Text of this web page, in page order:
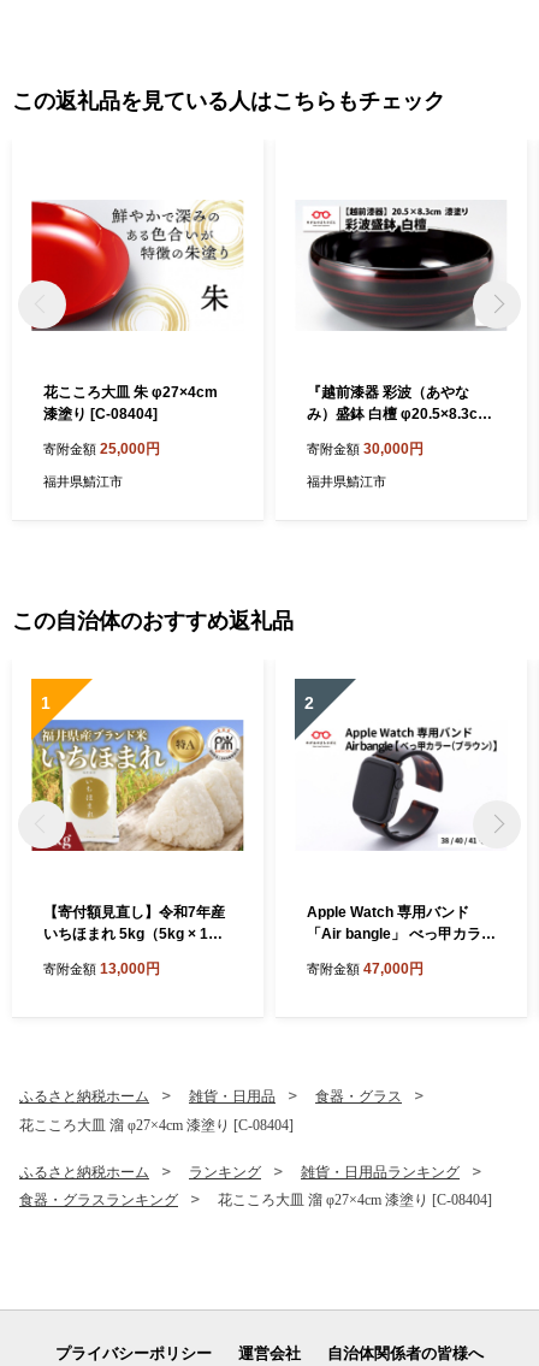
供及び鯖江市のふるさと納税に関する情報提供のために使用させ
したら、ふるさと納税担当(furusato-sabae@soe.or.jp)までご連絡く
ださい。
この返礼品を見ている人はこちらもチェック
花こころ大皿 朱 φ27×4cm
漆塗り [C-08404]
寄附金額 25,000円
福井県鯖江市
『越前漆器 彩波（あやな
み）盛鉢 白檀 φ20.5×8.3cm
寄附金額 30,000円
福井県鯖江市
この自治体のおすすめ返礼品
1
【寄付額見直し】令和7年産
いちほまれ 5kg（5kg × 1
米 白米 小分け 便利 ごはん
寄附金額 13,000円
2
Apple Watch 専用バンド
「Air bangle」 べっ甲カラー
デル）[E-03413] / 日本製 お
ンド
寄附金額 47,000円
ふるさと納税ホーム 雑貨・日用品
食器・グラス
花こころ大皿 溜 φ27×4cm 漆塗り [C-08404]
ふるさと納税ホーム ランキング
雑貨・日用品ランキング
食器・グラスランキング
花こころ大皿 溜 φ27×4cm 漆塗り [C-08404]
プライバシーポリシー 運営会社 自治体関係者の皆様へ